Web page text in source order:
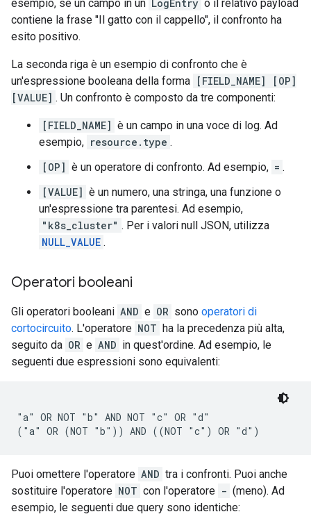
esempio, se un campo in un LogEntry o il relativo payload
contiene la frase "Il gatto con il cappello", il confronto ha
esito positivo.
La seconda riga è un esempio di confronto che è
un'espressione booleana della forma [FIELD_NAME] [OP]
[VALUE] . Un confronto è composto da tre componenti:
[FIELD_NAME] è un campo in una voce di log. Ad
esempio, resource.type .
[OP] è un operatore di confronto. Ad esempio, = .
[VALUE] è un numero, una stringa, una funzione o
un'espressione tra parentesi. Ad esempio,
"k8s_cluster" . Per i valori null JSON, utilizza
NULL_VALUE .
Operatori booleani
Gli operatori booleani AND e OR sono operatori di
cortocircuito. L'operatore NOT ha la precedenza più alta,
seguito da OR e AND in quest'ordine. Ad esempio, le
seguenti due espressioni sono equivalenti:
"a" OR NOT "b" AND NOT "c" OR "d"
Puoi omettere l'operatore AND tra i confronti. Puoi anche
sostituire l'operatore NOT con l'operatore - (meno). Ad
esempio, le seguenti due query sono identiche: